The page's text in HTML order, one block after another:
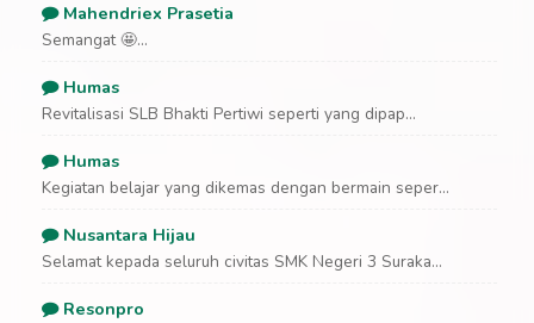
Mahendriex Prasetia
Semangat 🤩...
Humas
Revitalisasi SLB Bhakti Pertiwi seperti yang dipap...
Humas
Kegiatan belajar yang dikemas dengan bermain seper...
Nusantara Hijau
Selamat kepada seluruh civitas SMK Negeri 3 Suraka...
Resonpro